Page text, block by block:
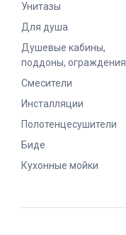
Унитазы
Для душа
Душевые кабины,
поддоны, ограждения
Смесители
Инсталляции
Полотенцесушители
Биде
Кухонные мойки